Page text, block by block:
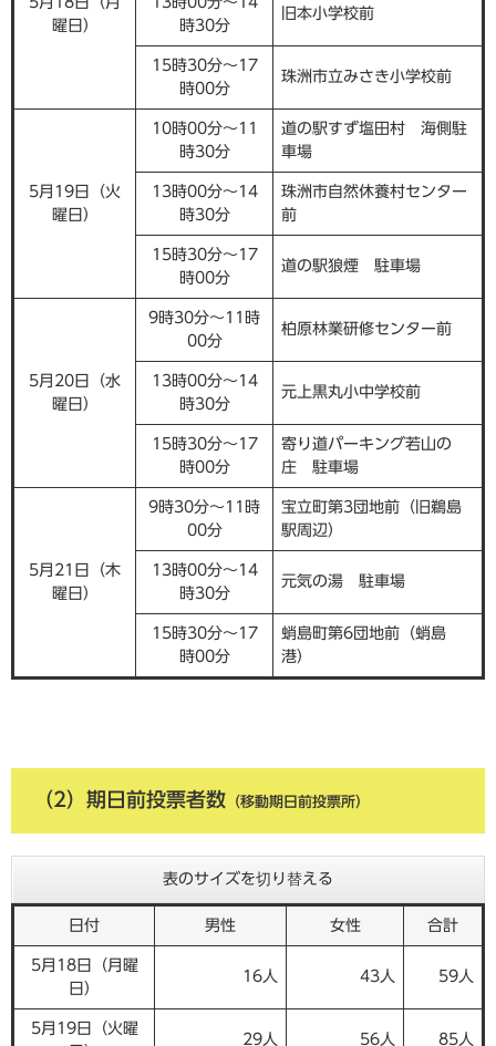
曜日）
時30分
旧本小学校前
15時30分～17
時00分
珠洲市立みさき小学校前
5月19日（火
曜日）
10時00分～11
時30分
道の駅すず塩田村 海側駐
車場
13時00分～14
時30分
珠洲市自然休養村センター
前
15時30分～17
時00分
道の駅狼煙 駐車場
5月20日（水
曜日）
9時30分～11時
00分
柏原林業研修センター前
13時00分～14
時30分
元上黒丸小中学校前
15時30分～17
時00分
寄り道パーキング若山の
庄 駐車場
5月21日（木
曜日）
9時30分～11時
00分
宝立町第3団地前（旧鵜島
駅周辺）
13時00分～14
時30分
元気の湯 駐車場
15時30分～17
時00分
蛸島町第6団地前（蛸島
港）
（2）期日前投票者数 （移動期日前投票所）
表のサイズを切り替える
日付 男性 女性 合計
5月18日（月曜
日）
16人 43人 59人
5月19日（火曜
29人 56人 85人